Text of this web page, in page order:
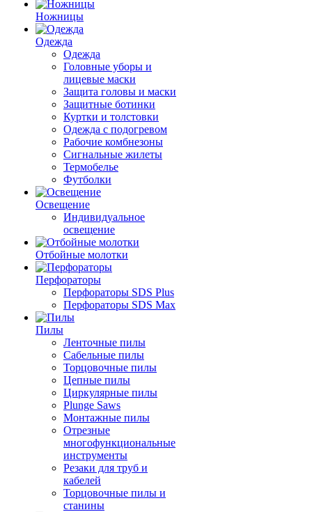
Ножницы
Одежда
Одежда
Головные уборы и
лицевые маски
Защита головы и маски
Защитные ботинки
Куртки и толстовки
Одежда с подогревом
Рабочие комбнезоны
Сигнальные жилеты
Термобелье
Футболки
Освещение
Индивидуальное
освещение
Отбойные молотки
Перфораторы
Перфораторы SDS Plus
Перфораторы SDS Max
Пилы
Ленточные пилы
Сабельные пилы
Торцовочные пилы
Цепные пилы
Циркулярные пилы
Plunge Saws
Монтажные пилы
Отрезные
многофункциональные
инструменты
Резаки для труб и
кабелей
Торцовочные пилы и
станины